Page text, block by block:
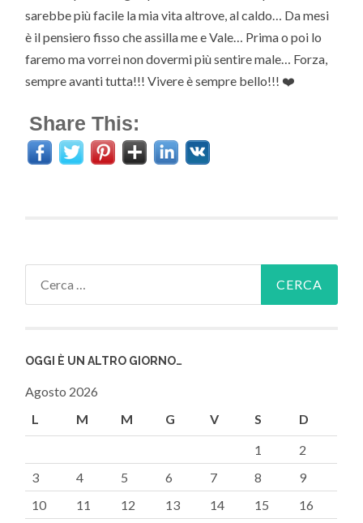
sarebbe più facile la mia vita altrove, al caldo… Da mesi
è il pensiero fisso che assilla me e Vale… Prima o poi lo
faremo ma vorrei non dovermi più sentire male… Forza,
sempre avanti tutta!!! Vivere è sempre bello!!! ❤️
Share This:
OGGI È UN ALTRO GIORNO…
Agosto 2026
L
M M G V S
D
1
2
3
4 5 6 7 8
9
10
11 12 13 14 15
16